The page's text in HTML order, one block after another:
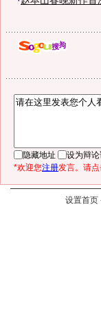
隐藏地址
设为辩论
*欢迎您注册发言。请点
设置首页